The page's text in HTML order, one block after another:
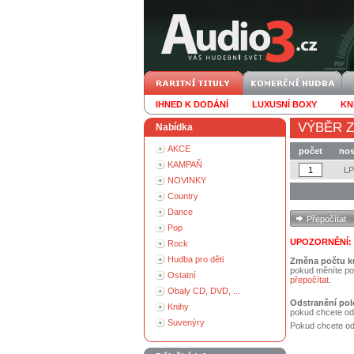
IHNED K DODÁNÍ LUXUSNÍ BOXY
Nabídka
AKCE
KAMPAŇ
NOVINKY
Country
Dance
Pop
Rock
Hudba pro děti
Ostatní
Obaly CD, DVD, ...
Knihy
Suvenýry
VÝBĚR
počet
UPOZORNĚNÍ:
Změna počtu
pokud měníte
přepočítat
Odstranění
pokud chcete
Pokud chcete